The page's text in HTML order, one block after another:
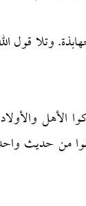
الجهابذة. وتلا قول
الأهل
من حديث